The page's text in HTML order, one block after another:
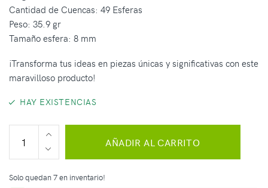
Cantidad de Cuencas: 49 Esferas
Peso: 35.9 gr
Tamaño esfera: 8 mm
¡Transforma tus ideas en piezas únicas y significativas con este
maravilloso producto!
HAY EXISTENCIAS
AÑADIR AL CARRITO
Solo quedan 7 en inventario!